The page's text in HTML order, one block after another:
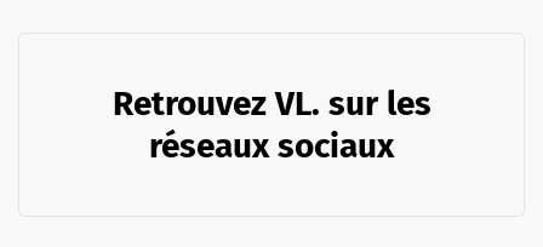
Retrouvez VL. sur les
réseaux sociaux